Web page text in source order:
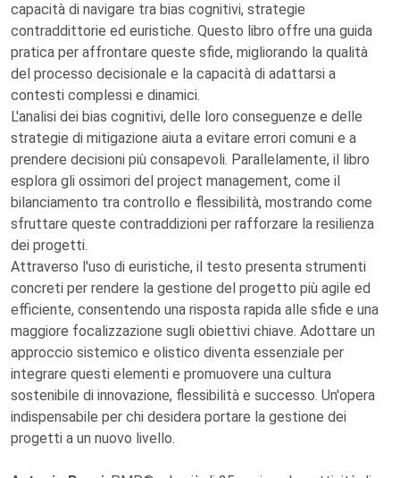
capacità di navigare tra bias cognitivi, strategie
contraddittorie ed euristiche. Questo libro offre una guida
pratica per affrontare queste sfide, migliorando la qualità
del processo decisionale e la capacità di adattarsi a
contesti complessi e dinamici.
L'analisi dei bias cognitivi, delle loro conseguenze e delle
strategie di mitigazione aiuta a evitare errori comuni e a
prendere decisioni più consapevoli. Parallelamente, il libro
esplora gli ossimori del project management, come il
bilanciamento tra controllo e flessibilità, mostrando come
sfruttare queste contraddizioni per rafforzare la resilienza
dei progetti.
Attraverso l'uso di euristiche, il testo presenta strumenti
concreti per rendere la gestione del progetto più agile ed
efficiente, consentendo una risposta rapida alle sfide e una
maggiore focalizzazione sugli obiettivi chiave. Adottare un
approccio sistemico e olistico diventa essenziale per
integrare questi elementi e promuovere una cultura
sostenibile di innovazione, flessibilità e successo. Un'opera
indispensabile per chi desidera portare la gestione dei
progetti a un nuovo livello.